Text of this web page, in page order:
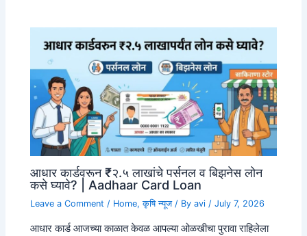
आधार कार्डवरून ₹२.५ लाखांचे पर्सनल व बिझनेस लोन
कसे घ्यावे? | Aadhaar Card Loan
Leave a Comment / Home,कृषि न्यूज/ Byavi /July 7, 2026
आधार कार्ड आजच्या काळात केवळ आपल्या ओळखीचा पुरावा राहिलेला